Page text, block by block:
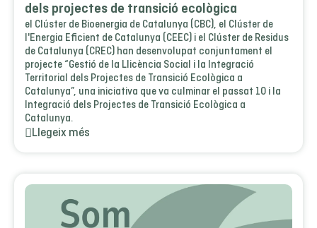
dels projectes de transició ecològica
el Clúster de Bioenergia de Catalunya (CBC), el Clúster de
l'Energia Eficient de Catalunya (CEEC) i el Clúster de Residus
de Catalunya (CREC) han desenvolupat conjuntament el
projecte “Gestió de la Llicència Social i la Integració
Territorial dels Projectes de Transició Ecològica a
Catalunya”, una iniciativa que va culminar el passat 10 i la
Integració dels Projectes de Transició Ecològica a
Catalunya.
Llegeix més